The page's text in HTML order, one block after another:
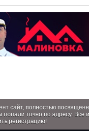
сайт, полностью
попали точно по адресу.
регистрацию!